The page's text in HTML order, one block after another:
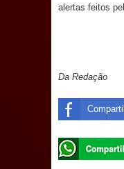
alertas feitos
Da Redação